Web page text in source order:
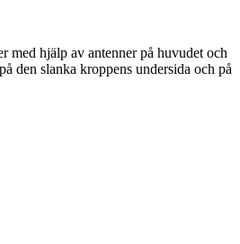
med hjälp av antenner på huvudet och
den slanka kroppens undersida och på